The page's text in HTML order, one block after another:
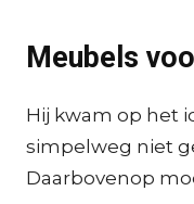
Meubels
Hij kwam op het
simpelweg niet
Daarbovenop